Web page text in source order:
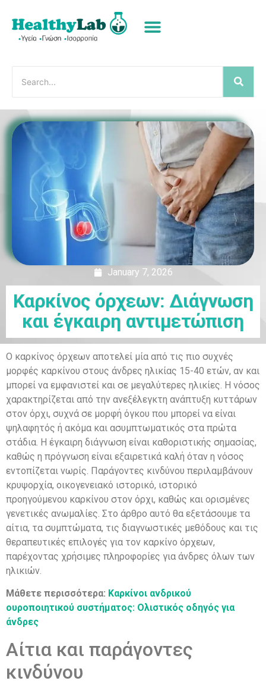
January 7, 2026
Καρκίνος όρχεων: Διάγνωση
και έγκαιρη αντιμετώπιση
Ο καρκίνος όρχεων αποτελεί μία από τις πιο συχνές
μορφές καρκίνου στους άνδρες ηλικίας 15-40 ετών, αν και
μπορεί να εμφανιστεί και σε μεγαλύτερες ηλικίες. Η νόσος
χαρακτηρίζεται από την ανεξέλεγκτη ανάπτυξη κυττάρων
στον όρχι, συχνά σε μορφή όγκου που μπορεί να είναι
ψηλαφητός ή ακόμα και ασυμπτωματικός στα πρώτα
στάδια. Η έγκαιρη διάγνωση είναι καθοριστικής σημασίας,
καθώς η πρόγνωση είναι εξαιρετικά καλή όταν η νόσος
εντοπίζεται νωρίς. Παράγοντες κινδύνου περιλαμβάνουν
κρυψορχία, οικογενειακό ιστορικό, ιστορικό
προηγούμενου καρκίνου στον όρχι, καθώς και ορισμένες
γενετικές ανωμαλίες. Στο άρθρο αυτό θα εξετάσουμε τα
αίτια, τα συμπτώματα, τις διαγνωστικές μεθόδους και τις
θεραπευτικές επιλογές για τον καρκίνο όρχεων,
παρέχοντας χρήσιμες πληροφορίες για άνδρες όλων των
ηλικιών.
Μάθετε περισσότερα: Καρκίνοι ανδρικού
ουροποιητικού συστήματος: Ολιστικός οδηγός για
άνδρες
Αίτια και παράγοντες
κινδύνου